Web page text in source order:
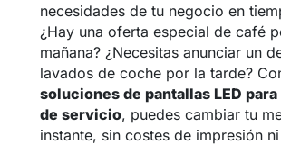
necesidades de tu negocio en
¿Hay una oferta especial de café
mañana? ¿Necesitas anunciar un
lavados de coche por la tarde?
soluciones de pantallas LED
de servicio, puedes cambiar tu
instante, sin costes de impresión